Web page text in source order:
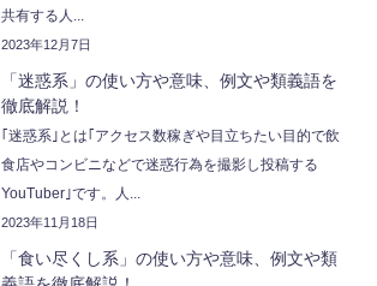
共有する人...
2023年12月7日
「迷惑系」の使い方や意味、例文や類義語を
徹底解説！
｢迷惑系｣とは｢アクセス数稼ぎや目立ちたい目的で飲
食店やコンビニなどで迷惑行為を撮影し投稿する
YouTuber｣です。人...
2023年11月18日
「食い尽くし系」の使い方や意味、例文や類